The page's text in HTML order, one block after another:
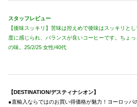
スタッフレビュー
【後味スッキリ】苦味は控えめで後味はスッキリと
度に感じられ、バランスが良いコーヒーです。ちょ
の味。25/2/25 女性/40代
【DESTINATION/デスティナシオン】
●直輸入ならではのお買い得価格が魅力！ヨーロッパ